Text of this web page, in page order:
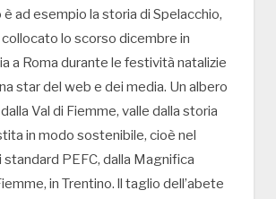
ad esempio la storia di Spelacchio,
lo scorso dicembre in
a Roma durante le festività natalizie
star del web e dei media. Un albero
Val di Fiemme, valle dalla storia
in modo sostenibile, cioè nel
PEFC, dalla Magnifica
in Trentino. ll taglio dell’abete